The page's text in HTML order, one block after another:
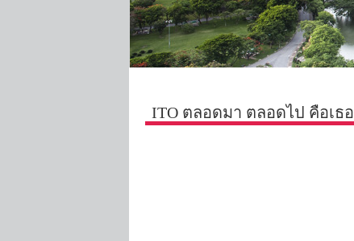
ITO ตลอดมา ตลอดไป คือเธอ